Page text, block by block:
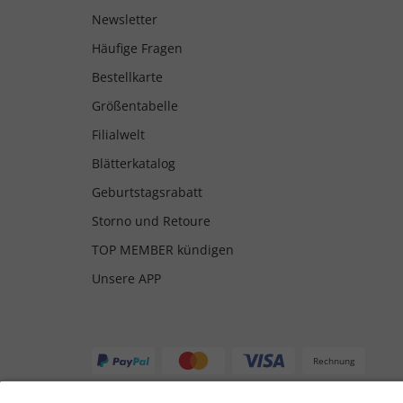
Newsletter
Häufige Fragen
Bestellkarte
Größentabelle
Filialwelt
Blätterkatalog
Geburtstagsrabatt
Storno und Retoure
TOP MEMBER kündigen
Unsere APP
Rechnung